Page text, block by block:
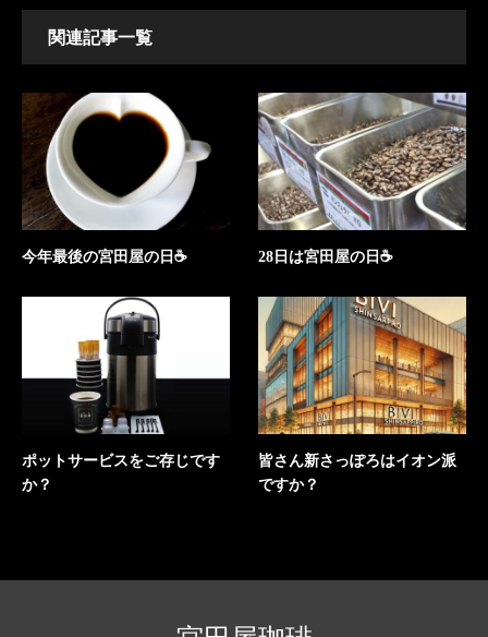
関連記事一覧
今年最後の宮田屋の日☕ 28日は宮田屋の日☕
ポットサービスをご存じです
か？
皆さん新さっぽろはイオン派
ですか？